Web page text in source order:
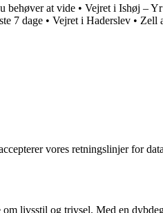
behøver at vide • Vejret i Ishøj –
7 dage • Vejret i Haderslev • Zell
vores retningslinjer for
livsstil og trivsel. Med en